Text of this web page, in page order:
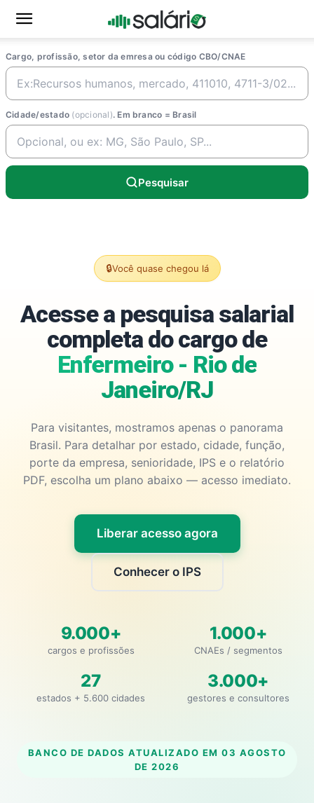
Cargo, profissão, setor da emresa ou código CBO/CNAE
Cidade/estado (opcional). Em branco = Brasil
Pesquisar
🔒Você quase chegou lá
Acesse a pesquisa salarial
completa do cargo de
Enfermeiro - Rio de
Janeiro/RJ
Para visitantes, mostramos apenas o panorama
Brasil. Para detalhar por estado, cidade, função,
porte da empresa, senioridade, IPS e o relatório
PDF, escolha um plano abaixo — acesso imediato.
Liberar acesso agora
Conhecer o IPS
9.000+
cargos e profissões
1.000+
CNAEs / segmentos
27
estados + 5.600 cidades
3.000+
gestores e consultores
BANCO DE DADOS ATUALIZADO EM 03 AGOSTO
DE 2026